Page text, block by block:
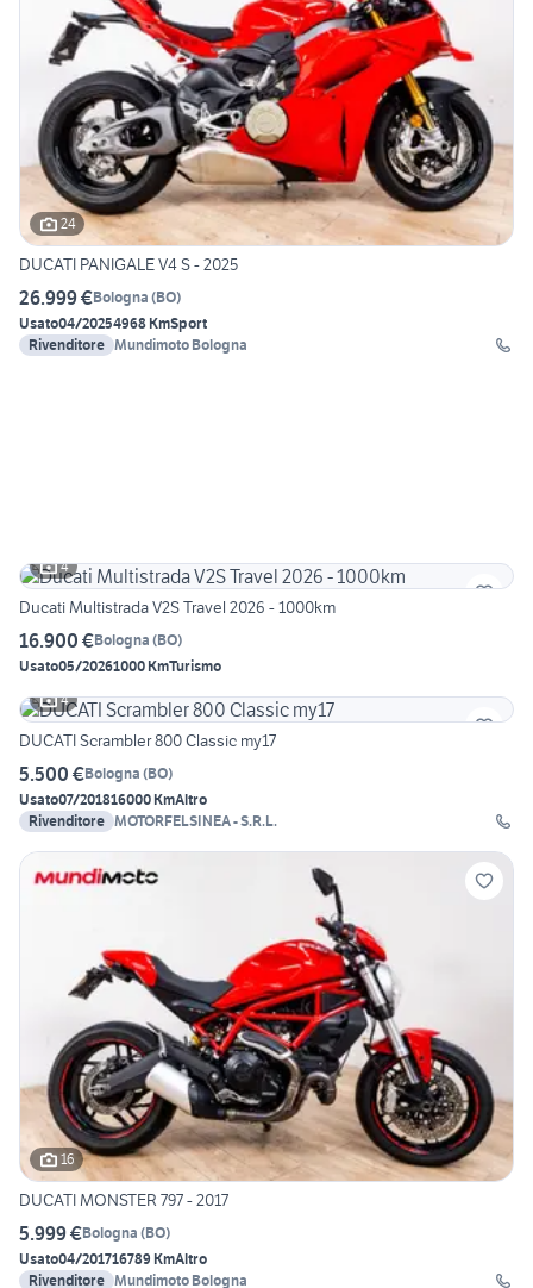
24
DUCATI PANIGALE V4 S - 2025
26.999 €Bologna (BO)
Usato04/20254968 KmSport
Rivenditore Mundimoto Bologna
4
Ducati Multistrada V2S Travel 2026 - 1000km
16.900 €Bologna (BO)
Usato05/20261000 KmTurismo
4
DUCATI Scrambler 800 Classic my17
5.500 €Bologna (BO)
Usato07/201816000 KmAltro
Rivenditore MOTORFELSINEA - S.R.L.
16
DUCATI MONSTER 797 - 2017
5.999 €Bologna (BO)
Usato04/201716789 KmAltro
Rivenditore Mundimoto Bologna